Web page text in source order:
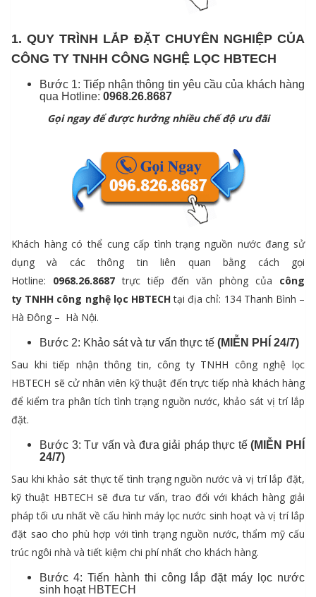
1. QUY TRÌNH LẮP ĐẶT CHUYÊN NGHIỆP CỦA
CÔNG TY TNHH CÔNG NGHỆ LỌC HBTECH
Bước 1: Tiếp nhận thông tin yêu cầu của khách hàng
qua Hotline: 0968.26.8687
Gọi ngay để được hưởng nhiều chế độ ưu đãi
Khách hàng có thể cung cấp tình trạng nguồn nước đang sử
dụng và các thông tin liên quan bằng cách gọi
Hotline: 0968.26.8687 trực tiếp đến văn phòng của công
ty TNHH công nghệ lọc HBTECHtại địa chỉ: 134 Thanh Bình –
Hà Đông – Hà Nội.
Bước 2: Khảo sát và tư vấn thực tế (MIỄN PHÍ 24/7)
Sau khi tiếp nhận thông tin, công ty TNHH công nghệ lọc
HBTECH sẽ cử nhân viên kỹ thuật đến trực tiếp nhà khách hàng
để kiểm tra phân tích tình trạng nguồn nước, khảo sát vị trí lắp
đặt.
Bước 3: Tư vấn và đưa giải pháp thực tế(MIỄN PHÍ
24/7)
Sau khi khảo sát thực tế tình trạng nguồn nước và vị trí lắp đặt,
kỹ thuật HBTECH sẽ đưa tư vấn, trao đổi với khách hàng giải
pháp tối ưu nhất về cấu hình máy lọc nước sinh hoạt và vị trí lắp
đặt sao cho phù hợp với tình trạng nguồn nước, thẩm mỹ cấu
trúc ngôi nhà và tiết kiệm chi phí nhất cho khách hàng.
Bước 4: Tiến hành thi công lắp đặt máy lọc nước
sinh hoạt HBTECH